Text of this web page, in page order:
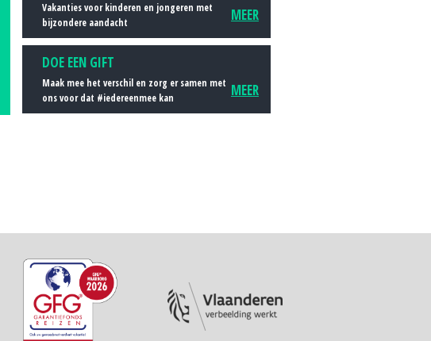
Vakanties voor kinderen en jongeren met
bijzondere aandacht
MEER
DOE EEN GIFT
Maak mee het verschil en zorg er samen met
ons voor dat #iedereenmee kan
MEER